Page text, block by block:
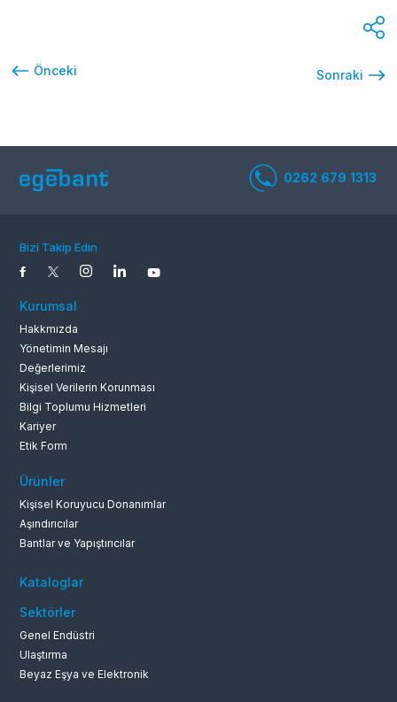
Önceki Sonraki
Bizi Takip Edin
Kurumsal
Hakkmızda
Yönetimin Mesajı
Değerlerimiz
Kişisel Verilerin Korunması
Bilgi Toplumu Hizmetleri
Kariyer
Etik Form
Ürünler
Kişisel Koruyucu Donanımlar
Aşındırıcılar
Bantlar ve Yapıştırıcılar
Kataloglar
Sektörler
Genel Endüstri
Ulaştırma
Beyaz Eşya ve Elektronik